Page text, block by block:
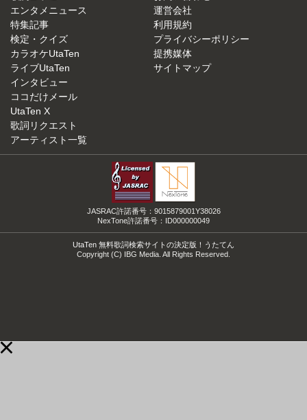
エンタメニュース
特集記事
検定・クイズ
カラオケUtaTen
ライブUtaTen
インタビュー
ココだけメール
UtaTen X
歌詞リクエスト
アーティスト一覧
運営会社
利用規約
プライバシーポリシー
提携媒体
サイトマップ
JASRAC許諾番号：9015879001Y38026
NexTone許諾番号：ID000000049
UtaTen 無料歌詞検索サイトの決定版！うたてん
Copyright (C) IBG Media. All Rights Reserved.